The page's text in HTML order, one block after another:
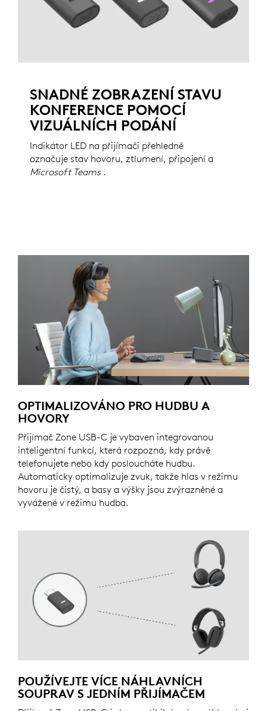
SNADNÉ ZOBRAZENÍ STAVU
KONFERENCE POMOCÍ
VIZUÁLNÍCH PODÁNÍ
Indikátor LED na přijímači přehledně
označuje stav hovoru, ztlumení, připojení a
Microsoft Teams.
OPTIMALIZOVÁNO PRO HUDBU A
HOVORY
Přijímač Zone USB-C je vybaven integrovanou
inteligentní funkcí, která rozpozná, kdy právě
telefonujete nebo kdy posloucháte hudbu.
Automaticky optimalizuje zvuk, takže hlas v režimu
hovoru je čistý, a basy a výšky jsou zvýrazněné a
vyvážené v režimu hudba.
POUŽÍVEJTE VÍCE NÁHLAVNÍCH
SOUPRAV S JEDNÍM PŘIJÍMAČEM